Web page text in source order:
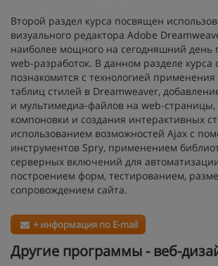
Второй раздел курса посвящен
визуального редактора Adobe
наиболее мощного на сегодняшний день
web-разработок. В данном разделе курса
познакомится с технологией применения
таблиц стилей в Dreamweaver,
и мультимедиа-файлов на web-
компоновки и создания интерактивных
использованием возможностей Ajax с
инструментов Spry, применением
серверных включений для
построением форм, тестированием,
сопровождением сайта.
+ информация по E-mail
Другие программы - веб-